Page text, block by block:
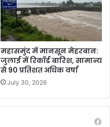
महासमुंद में मानसून मेहरबान:
जुलाई में रिकॉर्ड बारिश, सामान्य
से 90 प्रतिशत अधिक वर्षा
July 30, 2026